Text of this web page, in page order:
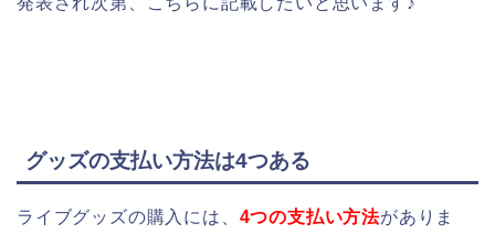
グッズの支払い方法は4つある
ライブグッズの購入には、 4つの支払い方法がありま